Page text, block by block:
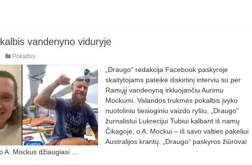
vandenyno viduryje
Pokalbis
„Draugo“ redakcija Facebook paskyroje
skaitytojams pateikė išskirtinį interviu su per
Ramųjį vandenyną irkluojančiu Aurimu
Mockumi. Valandos trukmės pokalbis įvyko
nuotoliniu tiesioginiu vaizdo ryšiu, „Draugo“
žurnalistui Lukrecijui Tubiui kalbant iš namų
Čikagoje, o A. Mockui – iš savo valties pakeliui
Australijos krantų. „Draugo“ paskyros žiūrovai
A. Mockus džiaugiasi …